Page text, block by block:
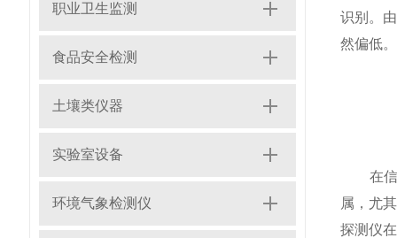
职业卫生监测
食品安全检测
土壤类仪器
实验室设备
环境气象检测仪
识别。
然偏低。
在信号
属，尤
探测仪